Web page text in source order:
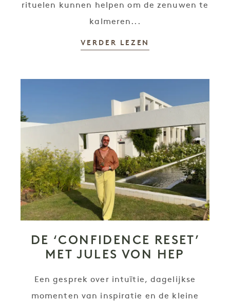
rituelen kunnen helpen om de zenuwen te
kalmeren...
VERDER LEZEN
DE ‘CONFIDENCE RESET’
MET JULES VON HEP
Een gesprek over intuïtie, dagelijkse
momenten van inspiratie en de kleine